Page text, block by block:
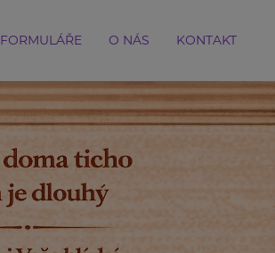
FORMULÁŘE O NÁS KONTAKT